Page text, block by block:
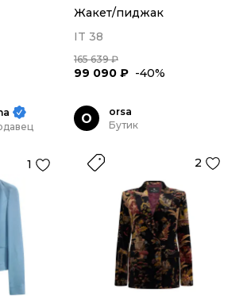
Жакет/пиджак
IT 38
165 639 ₽
99 090 ₽ -40%
1
O
orsa
Бутик
2